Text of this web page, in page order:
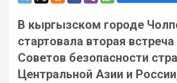
В кыргызском городе
стартовала вторая
Советов безопасности
Центральной Азии и